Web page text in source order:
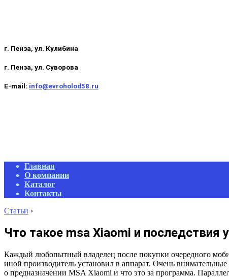
г. Пенза, ул. Кулибина
г. Пенза, ул. Суворова
E-mail: info@evroholod58.ru
Primary
Navigation
Menu
Главная
О компании
Каталог
Контакты
Статьи ›
Что такое msa Xiaomi и последствия
Каждый любопытный владелец после покупки очередного
иной производитель установил в аппарат. Очень
о предназначении MSA Xiaomi и что это за программа.